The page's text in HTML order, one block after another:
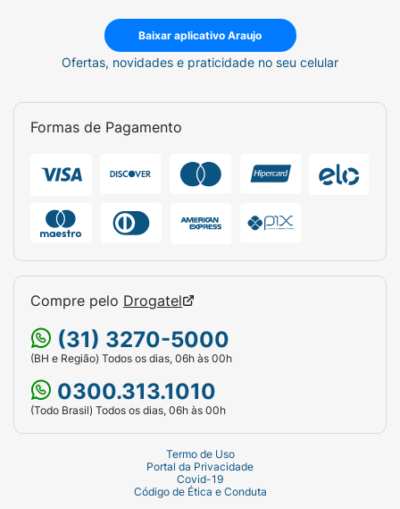
Baixar aplicativo Araujo
Ofertas, novidades e praticidade no seu celular
Formas de Pagamento
Compre pelo Drogatel
(31) 3270-5000
(BH e Região) Todos os dias, 06h às 00h
0300.313.1010
(Todo Brasil) Todos os dias, 06h às 00h
Termo de Uso
Portal da Privacidade
Covid-19
Código de Ética e Conduta